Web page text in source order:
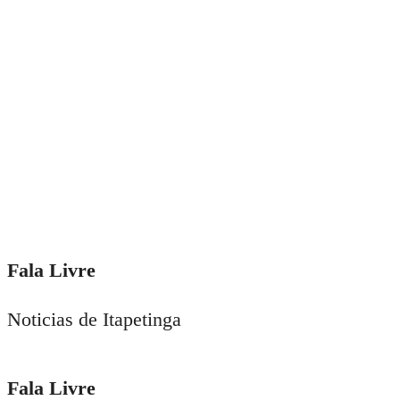
Fala Livre
Noticias de Itapetinga
Fala Livre